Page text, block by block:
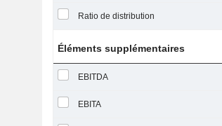
Ratio de distribution
Éléments supplémentaires
EBITDA
EBITA